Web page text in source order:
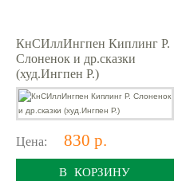
КнСИллИнгпен Киплинг Р.
Слоненок и др.сказки
(худ.Ингпен Р.)
Цена: 830 р.
В КОРЗИНУ